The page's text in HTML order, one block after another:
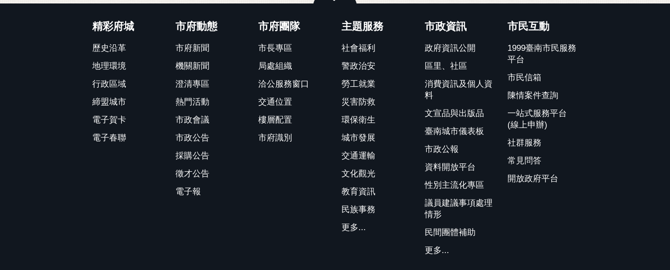
精彩府城
歷史沿革
地理環境
行政區域
締盟城市
電子賀卡
電子春聯
市府動態
市府新聞
機關新聞
澄清專區
熱門活動
市政會議
市政公告
採購公告
徵才公告
電子報
市府團隊
市長專區
局處組織
洽公服務窗口
交通位置
樓層配置
市府識別
主題服務
社會福利
警政治安
勞工就業
災害防救
環保衛生
城市發展
交通運輸
文化觀光
教育資訊
民族事務
更多...
市政資訊
政府資訊公開
區里、社區
消費資訊及個人資
料
文宣品與出版品
臺南城市儀表板
市政公報
資料開放平台
性別主流化專區
議員建議事項處理
情形
民間團體補助
更多...
市民互動
1999臺南市民服務
平台
市民信箱
陳情案件查詢
一站式服務平台
(線上申辦)
社群服務
常見問答
開放政府平台